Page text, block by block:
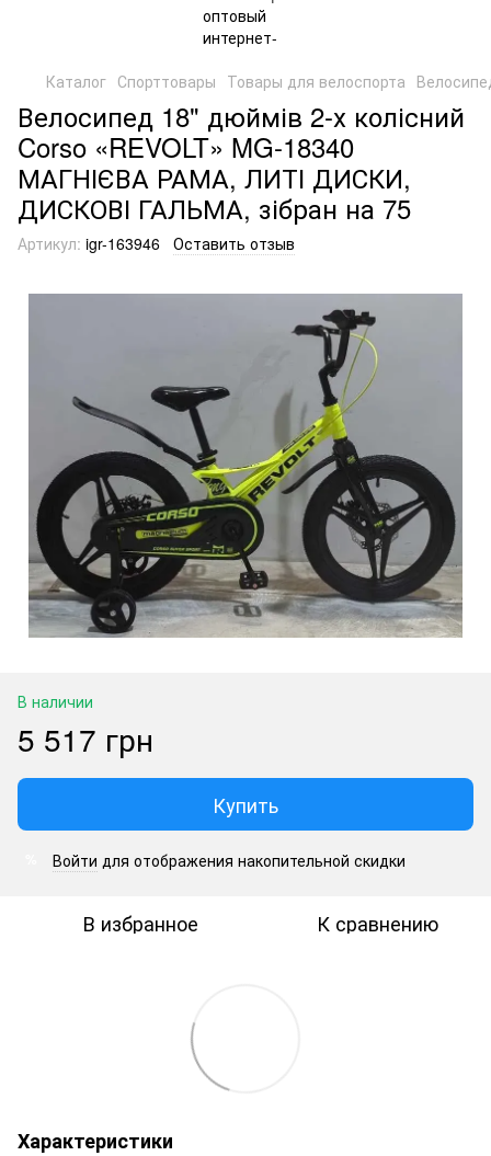
Каталог Спорттовары Товары для велоспорта
Велосипед 18" дюймів 2-х колісний
Corso «REVOLT» MG-18340
МАГНІЄВА РАМА, ЛИТІ ДИСКИ,
ДИСКОВІ ГАЛЬМА, зібран на 75
Артикул: igr-163946 Оставить отзыв
В наличии
5 517 грн
Купить
Войти для отображения накопительной скидки
В избранное К сравнению
Характеристики